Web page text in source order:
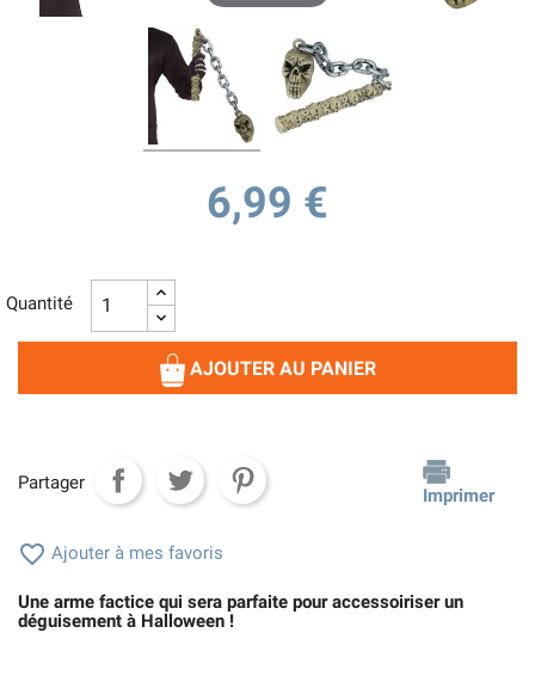
6,99 €
Quantité
AJOUTER AU PANIER
Partager
Imprimer
 Ajouter à mes favoris
Une arme factice qui sera parfaite pour accessoiriser un
déguisement à Halloween !